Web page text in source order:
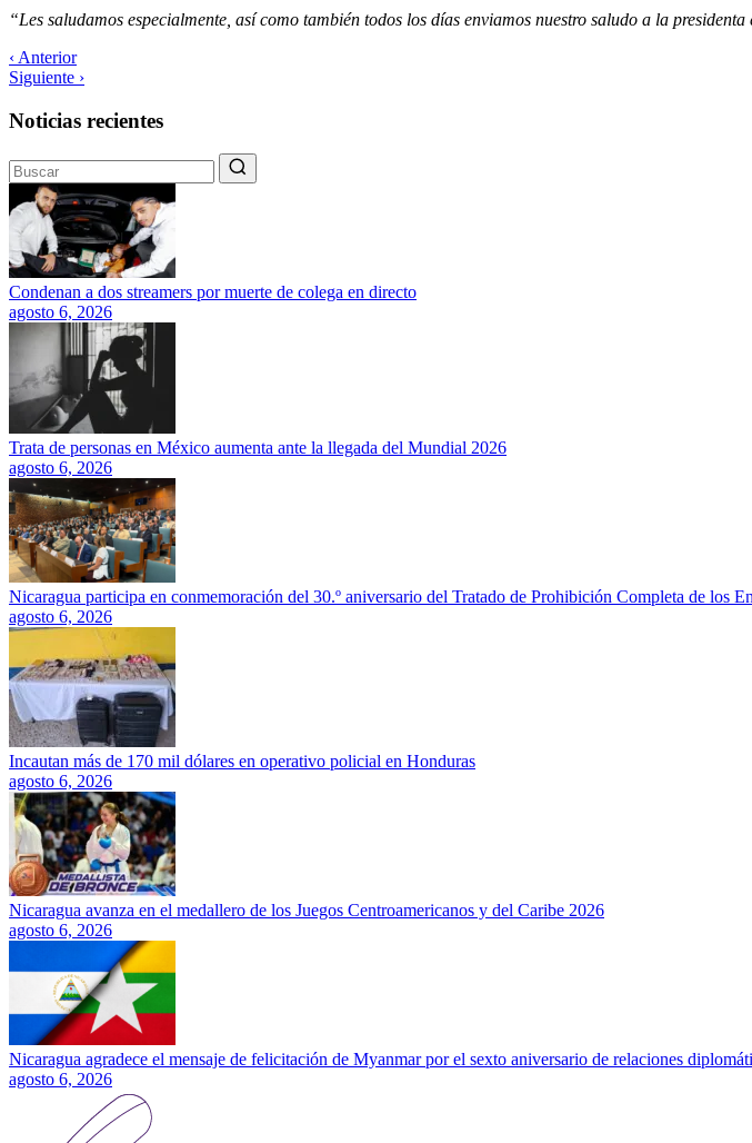
“Les saludamos especialmente, así como también todos los días enviamos nuestro saludo a la presidenta
‹ Anterior
Siguiente ›
Noticias recientes
Condenan a dos streamers por muerte de colega en directo
agosto 6, 2026
Trata de personas en México aumenta ante la llegada del Mundial 2026
agosto 6, 2026
Nicaragua participa en conmemoración del 30.º aniversario del Tratado de Prohibición Completa de los
agosto 6, 2026
Incautan más de 170 mil dólares en operativo policial en Honduras
agosto 6, 2026
Nicaragua avanza en el medallero de los Juegos Centroamericanos y del Caribe 2026
agosto 6, 2026
Nicaragua agradece el mensaje de felicitación de Myanmar por el sexto aniversario de relaciones
agosto 6, 2026